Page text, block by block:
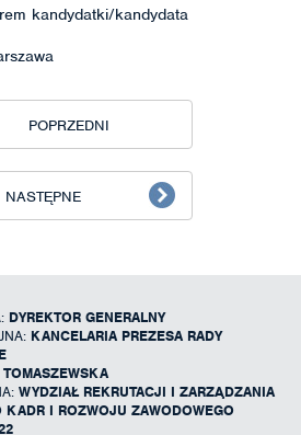
kandydatki/kandydata
POPRZEDNI
NASTĘPNE
DYREKTOR GENERALNY
KANCELARIA PREZESA RADY
WYDZIAŁ REKRUTACJI I ZARZĄDZANIA
I ROZWOJU ZAWODOWEGO